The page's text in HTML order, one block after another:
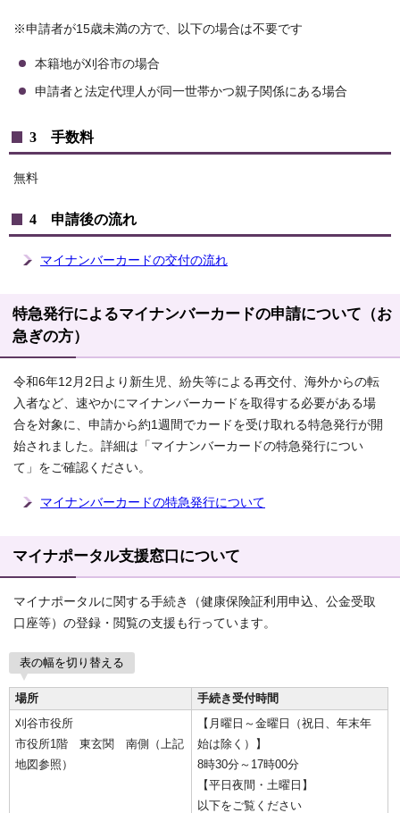
※申請者が15歳未満の方で、以下の場合は不要です
本籍地が刈谷市の場合
申請者と法定代理人が同一世帯かつ親子関係にある場合
3 手数料
無料
4 申請後の流れ
マイナンバーカードの交付の流れ
特急発行によるマイナンバーカードの申請について（お
急ぎの方）
令和6年12月2日より新生児、紛失等による再交付、海外からの転
入者など、速やかにマイナンバーカードを取得する必要がある場
合を対象に、申請から約1週間でカードを受け取れる特急発行が開
始されました。詳細は「マイナンバーカードの特急発行につい
て」をご確認ください。
マイナンバーカードの特急発行について
マイナポータル支援窓口について
マイナポータルに関する手続き（健康保険証利用申込、公金受取
口座等）の登録・閲覧の支援も行っています。
表の幅を切り替える
場所
手続き受付時間
刈谷市役所
市役所1階 東玄関 南側（上記
地図参照）
【月曜日～金曜日（祝日、年末年
始は除く）】
8時30分～17時00分
【平日夜間・土曜日】
以下をご覧ください